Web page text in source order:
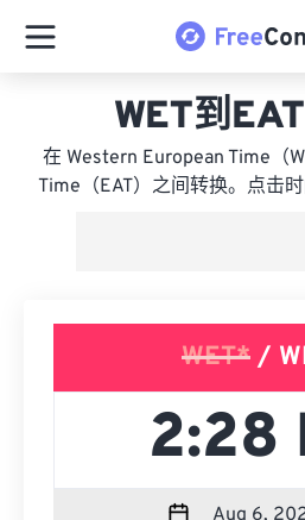
WET到
在 Western European Time（
Time（EAT）之间转换。点击
WET* /